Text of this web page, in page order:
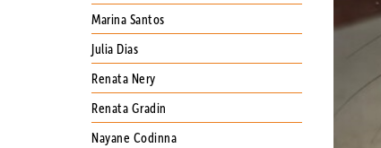
Marina Santos
Julia Dias
Renata Nery
Renata Gradin
Nayane Codinna